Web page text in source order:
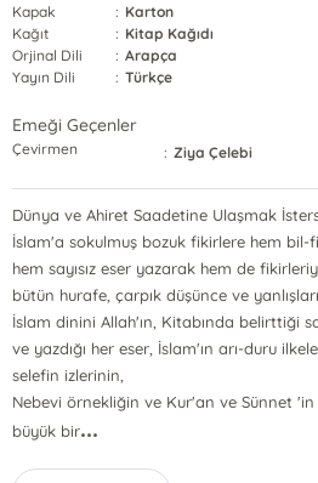
Kapak
: Karton
Kağıt
: Kitap Kağıdı
Orjinal Dili
: Arapça
Yayın Dili
: Türkçe
Emeği Geçenler
Çevirmen : Ziya Çelebi
Dünya ve Ahiret Saadetine Ulaşmak
İslam'a sokulmuş bozuk fikirlere hem bil-
hem sayısız eser yazarak hem de
bütün hurafe, çarpık düşünce ve
İslam dinini Allah'ın, Kitabında belirttiği
ve yazdığı her eser, İslam'ın arı-duru
selefin izlerinin,
Nebevi örnekliğin ve Kur'an ve Sünnet 'in
büyük bir...